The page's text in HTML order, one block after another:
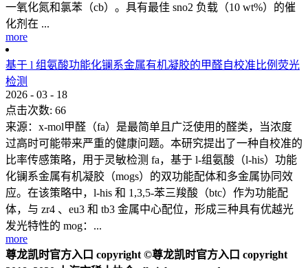
一氧化氮和氯苯（cb）。具有最佳 sno2 负载（10 wt%）的催
化剂在 ...
more
基于 l 组氨酸功能化镧系金属有机凝胶的甲醛自校准比例荧光
检测
2026 - 03 - 18
点击次数: 66
来源：x-mol甲醛（fa）是最简单且广泛使用的醛类，当浓度
过高时可能带来严重的健康问题。本研究提出了一种自校准的
比率传感策略，用于灵敏检测 fa，基于 l-组氨酸（l-his）功能
化镧系金属有机凝胶（mogs）的双功能配体和多金属协同效
应。在该策略中，l-his 和 1,3,5-苯三羧酸（btc）作为功能配
体，与 zr4 、eu3 和 tb3 金属中心配位，形成三种具有优越光
发光特性的 mog：...
more
尊龙凯时官方入口 copyright ©尊龙凯时官方入口 copyright